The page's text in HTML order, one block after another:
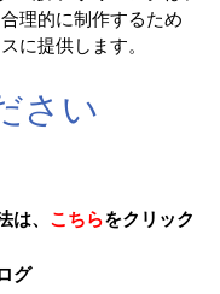
理的に制作するため
に提供します。
さい
、 こちらをクリック
グ